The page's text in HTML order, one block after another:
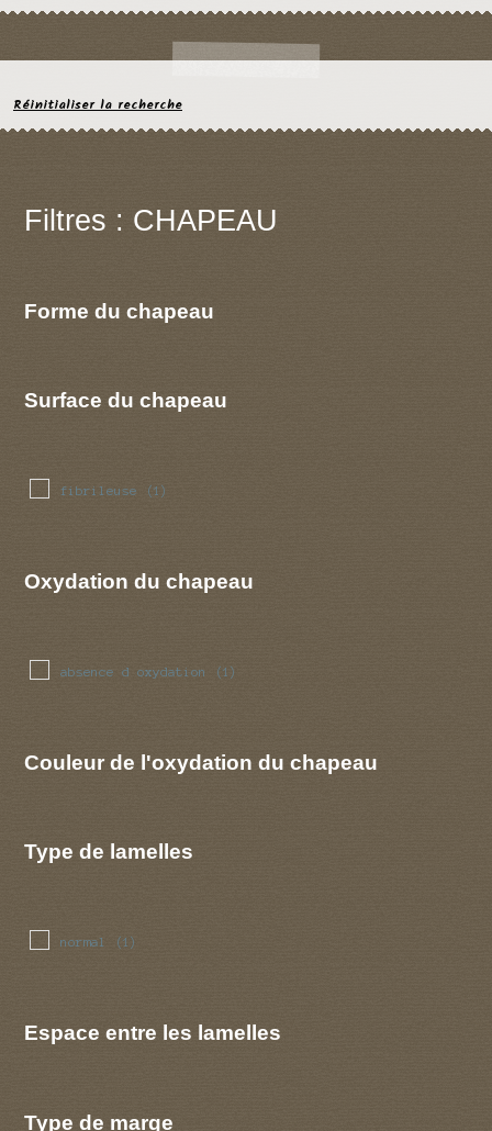
Réinitialiser la recherche
Filtres : CHAPEAU
Forme du chapeau
Surface du chapeau
fibrileuse (1)
Oxydation du chapeau
absence d oxydation (1)
Couleur de l'oxydation du chapeau
Type de lamelles
normal (1)
Espace entre les lamelles
Type de marge